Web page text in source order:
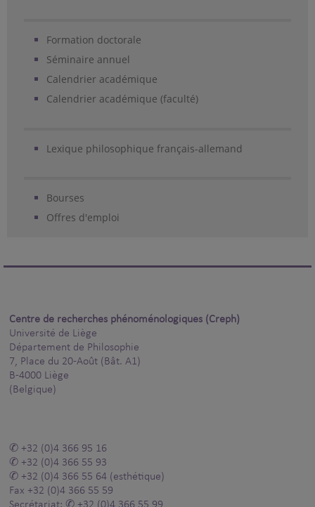
Formation doctorale
Séminaire annuel
Calendrier académique
Calendrier académique (faculté)
Lexique philosophique français-allemand
Bourses
Offres d'emploi
Centre de recherches phénoménologiques (Creph)
Université de Liège
Département de Philosophie
7, Place du 20-Août (Bât. A1)
B-4000 Liège
(Belgique)
+32 (0)4 366 95 16
+32 (0)4 366 55 93
+32 (0)4 366 55 64 (esthétique)
Fax +32 (0)4 366 55 59